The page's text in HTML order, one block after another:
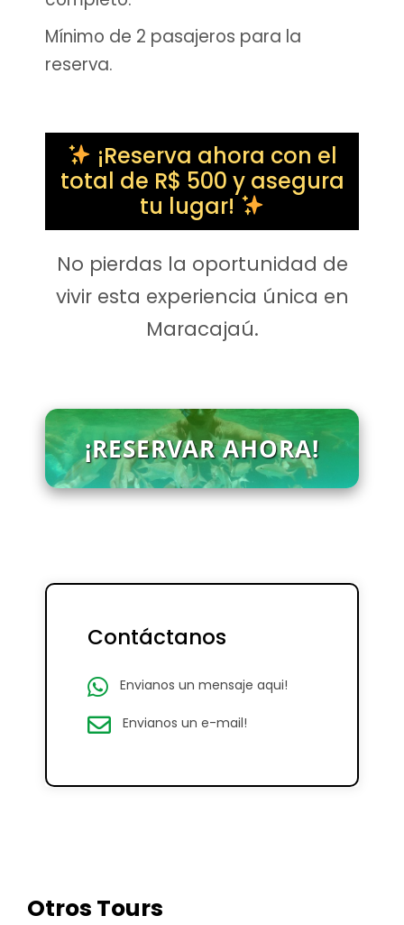
Mínimo de 2 pasajeros para la
reserva.
¡Reserva ahora con el
total de R$ 500 y asegura
tu lugar!
No pierdas la oportunidad de
vivir esta experiencia única en
Maracajaú.
¡RESERVAR AHORA!
Contáctanos
Envianos un mensaje aqui!
Envianos un e-mail!
Otros Tours